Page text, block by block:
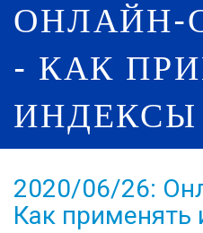
ОНЛАЙН-
- КАК
ИНДЕКСЫ
2020/06/26:
Как применять